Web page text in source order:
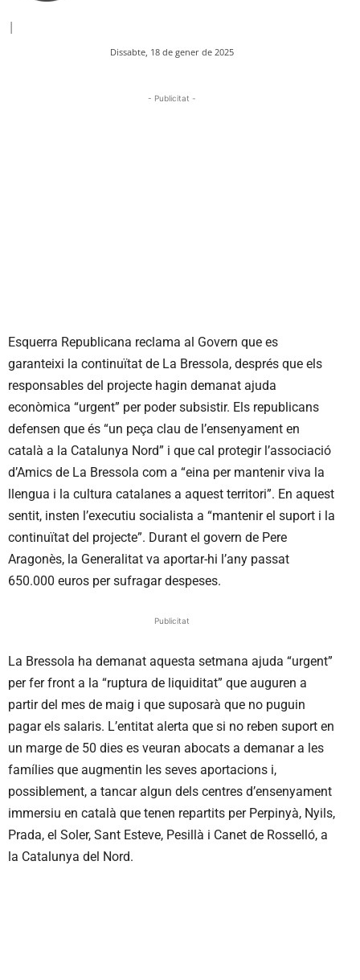
|
Dissabte, 18 de gener de 2025
- Publicitat -
Esquerra Republicana reclama al Govern que es
garanteixi la continuïtat de La Bressola, després que els
responsables del projecte hagin demanat ajuda
econòmica “urgent” per poder subsistir. Els republicans
defensen que és “un peça clau de l’ensenyament en
català a la Catalunya Nord” i que cal protegir l’associació
d’Amics de La Bressola com a “eina per mantenir viva la
llengua i la cultura catalanes a aquest territori”. En aquest
sentit, insten l’executiu socialista a “mantenir el suport i la
continuïtat del projecte”. Durant el govern de Pere
Aragonès, la Generalitat va aportar-hi l’any passat
650.000 euros per sufragar despeses.
Publicitat
La Bressola ha demanat aquesta setmana ajuda “urgent”
per fer front a la “ruptura de liquiditat” que auguren a
partir del mes de maig i que suposarà que no puguin
pagar els salaris. L’entitat alerta que si no reben suport en
un marge de 50 dies es veuran abocats a demanar a les
famílies que augmentin les seves aportacions i,
possiblement, a tancar algun dels centres d’ensenyament
immersiu en català que tenen repartits per Perpinyà, Nyils,
Prada, el Soler, Sant Esteve, Pesillà i Canet de Rosselló, a
la Catalunya del Nord.